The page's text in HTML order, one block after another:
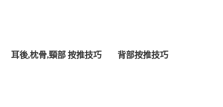
耳後,枕骨,頸部 按推技巧 背部按推技巧